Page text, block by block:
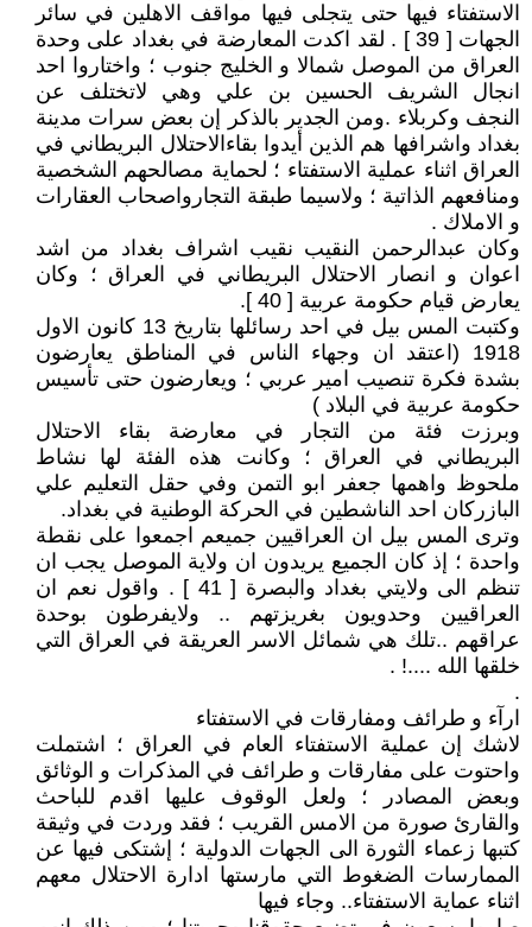
الاستفتاء فيها حتى يتجلى فيها مواقف الاهلين في سائر
الجهات [ 39 ] . لقد اكدت المعارضة في بغداد على وحدة
العراق من الموصل شمالا و الخليج جنوب ؛ واختاروا احد
انجال الشريف الحسين بن علي وهي لاتختلف عن
النجف وكربلاء .ومن الجدير بالذكر إن بعض سرات مدينة
بغداد واشرافها هم الذين أيدوا بقاءالاحتلال البريطاني في
العراق اثناء عملية الاستفتاء ؛ لحماية مصالحهم الشخصية
ومنافعهم الذاتية ؛ ولاسيما طبقة التجارواصحاب العقارات
و الاملاك .
وكان عبدالرحمن النقيب نقيب اشراف بغداد من اشد
اعوان و انصار الاحتلال البريطاني في العراق ؛ وكان
يعارض قيام حكومة عربية [ 40 ].
وكتبت المس بيل في احد رسائلها بتاريخ 13 كانون الاول
1918 (اعتقد ان وجهاء الناس في المناطق يعارضون
بشدة فكرة تنصيب امير عربي ؛ ويعارضون حتى تأسيس
حكومة عربية في البلاد )
وبرزت فئة من التجار في معارضة بقاء الاحتلال
البريطاني في العراق ؛ وكانت هذه الفئة لها نشاط
ملحوظ واهمها جعفر ابو التمن وفي حقل التعليم علي
البازركان احد الناشطين في الحركة الوطنية في بغداد.
وترى المس بيل ان العراقيين جميعم اجمعوا على نقطة
واحدة ؛ إذ كان الجميع يريدون ان ولاية الموصل يجب ان
تنظم الى ولايتي بغداد والبصرة [ 41 ] . واقول نعم ان
العراقيين وحدويون بغريزتهم .. ولايفرطون بوحدة
عراقهم ..تلك هي شمائل الاسر العريقة في العراق التي
خلقها الله ....! .
.
ارآء و طرائف ومفارقات في الاستفتاء
لاشك إن عملية الاستفتاء العام في العراق ؛ اشتملت
واحتوت على مفارقات و طرائف في المذكرات و الوثائق
وبعض المصادر ؛ ولعل الوقوف عليها اقدم للباحث
والقارئ صورة من الامس القريب ؛ فقد وردت في وثيقة
كتبها زعماء الثورة الى الجهات الدولية ؛ إشتكى فيها عن
الممارسات الضغوط التي مارستها ادارة الاحتلال معهم
اثناء عماية الاستفتاء.. وجاء فيها